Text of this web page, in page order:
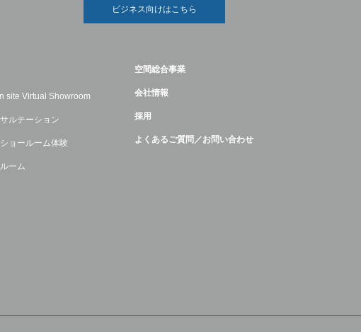
ビジネス向けはこちら
site Virtual Showroom
ルテーション
ョールーム体験
ーム
空間総合事業
会社情報
採用
よくあるご質問／お問い合わせ